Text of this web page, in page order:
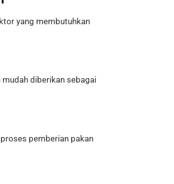
yang membutuhkan
diberikan sebagai
pemberian pakan